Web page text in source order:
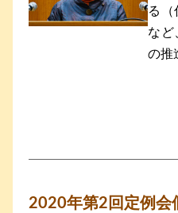
る（
など
の推
2020年第2回定例会